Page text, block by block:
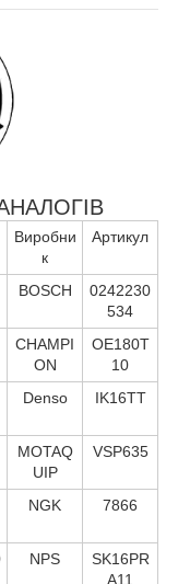
Виробни
к
Артикул
BOSCH
0242230
534
CHAMPI
ON
OE180T
10
Denso IK16TT
MOTAQ
UIP
VSP635
NGK 7866
NPS
SK16PR
A11